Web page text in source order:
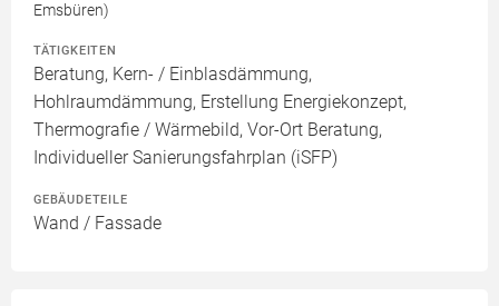
Emsbüren)
TÄTIGKEITEN
Beratung, Kern- / Einblasdämmung,
Hohlraumdämmung, Erstellung Energiekonzept,
Thermografie / Wärmebild, Vor-Ort Beratung,
Individueller Sanierungsfahrplan (iSFP)
GEBÄUDETEILE
Wand / Fassade